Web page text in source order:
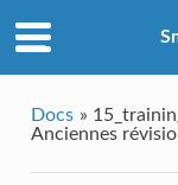
Docs »
Anciennes